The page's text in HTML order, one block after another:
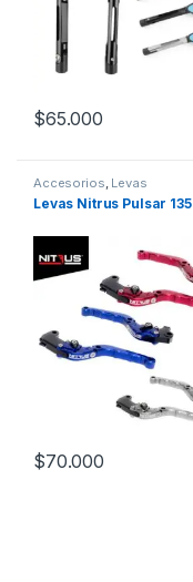
$65.000
Accesorios, Levas
Levas Nitrus Pulsar 135
$70.000